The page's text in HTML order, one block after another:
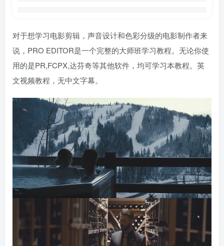
对于想学习电影剪辑，声音设计和色彩分级的电影制作者来
说，PRO EDITOR是一个完整的大师班学习教程。无论你使
用的是PR,FCPX,达芬奇等其他软件，均可学习本教程。英
文视频教程，无中文字幕。